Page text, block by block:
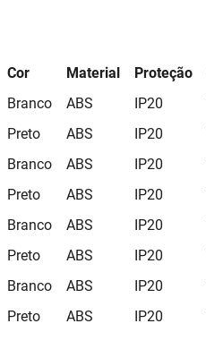
Cor Material Proteção
Branco ABS IP20
Preto ABS IP20
Branco ABS IP20
Preto ABS IP20
Branco ABS IP20
Preto ABS IP20
Branco ABS IP20
Preto ABS IP20